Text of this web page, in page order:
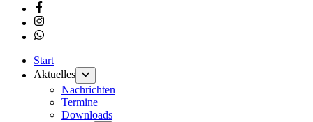
Facebook
Instagram
Whatsapp
Start
Aktuelles
Untermenü
anzeigen
Nachrichten
Termine
Downloads